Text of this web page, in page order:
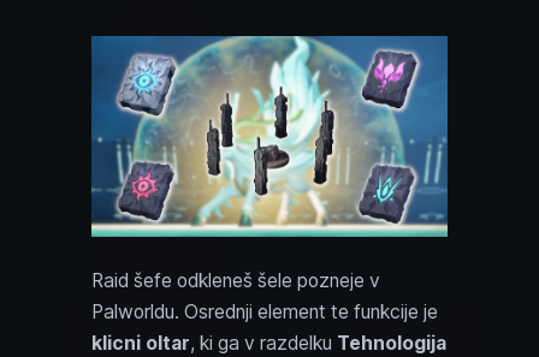
Raid šefe odkleneš šele pozneje v
Palworldu. Osrednji element te funkcije je
klicni oltar, ki ga v razdelku Tehnologija